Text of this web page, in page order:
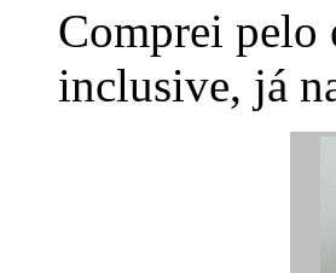
Comprei pelo
inclusive, já